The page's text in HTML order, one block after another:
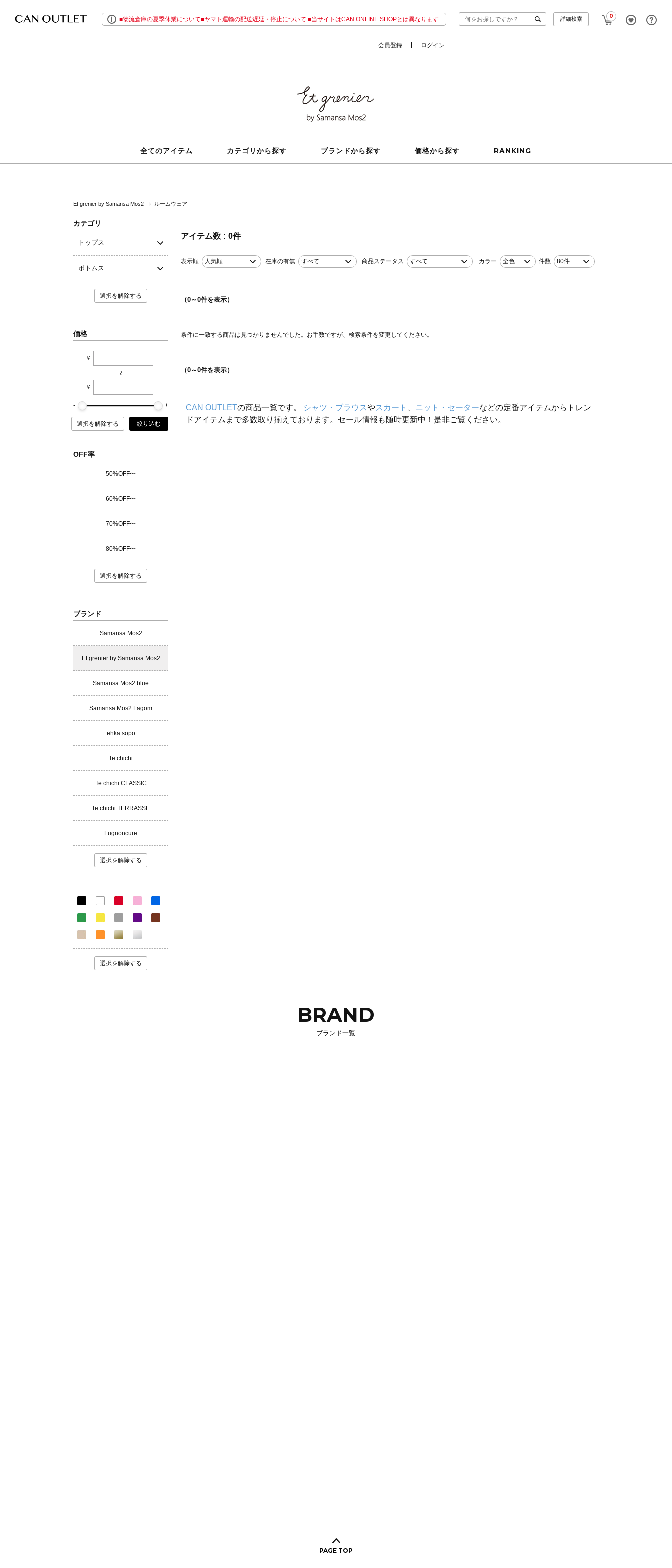
■物流倉庫の夏季休業について■ヤマト運輸の配送遅延・停止について ■当サイトはCAN ONLINE SHOPとは異なります 0
詳細検索
会員登録 ログイン
全てのアイテム カテゴリから探す ブランドから探す 価格から探す RANKING
Et grenier by Samansa Mos2 ルームウェア
カテゴリ
トップス
ボトムス
選択を解除する
価格
￥
~
￥
選択を解除する 絞り込む
OFF率
50%OFF〜
60%OFF〜
70%OFF〜
80%OFF〜
選択を解除する
ブランド
Samansa Mos2
Et grenier by Samansa Mos2
Samansa Mos2 blue
Samansa Mos2 Lagom
ehka sopo
Te chichi
Te chichi CLASSIC
Te chichi TERRASSE
Lugnoncure
選択を解除する
選択を解除する
アイテム数 0件
表示順 人気順 在庫の有無 すべて 商品ステータス すべて カラー 全色 件数 80件
（0～0件を表示）
条件に一致する商品は見つかりませんでした。お手数ですが、検索条件を変更してください。
（0～0件を表示）
CAN OUTLETの商品一覧です。 シャツ・ブラウスやスカート ニット・セーターなどの定番アイテムからトレン
ドアイテムまで多数取り揃えております。セール情報も随時更新中！是非ご覧ください。
BRAND
ブランド一覧
PAGE TOP